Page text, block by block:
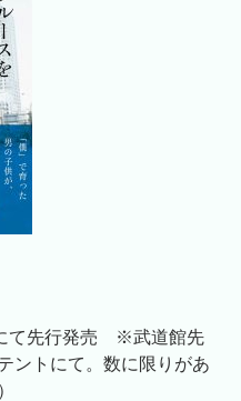
て先行発売 ※武道館先
ントにて。数に限りがあ